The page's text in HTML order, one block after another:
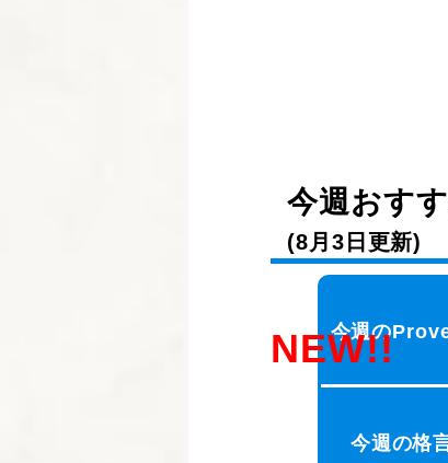
NEW!!
今週おす
(8月3日更新)
今週の
今週の格